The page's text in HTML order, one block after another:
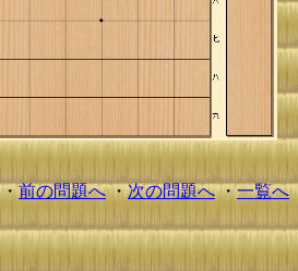
・前の問題へ・次の問題へ・一覧へ